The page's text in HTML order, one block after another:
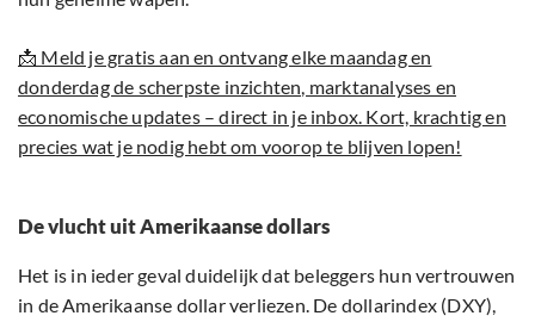
📩 Meld je gratis aan en ontvang elke maandag en
donderdag de scherpste inzichten, marktanalyses en
economische updates – direct in je inbox. Kort, krachtig en
precies wat je nodig hebt om voorop te blijven lopen!
De vlucht uit Amerikaanse dollars
Het is in ieder geval duidelijk dat beleggers hun vertrouwen
in de Amerikaanse dollar verliezen. De dollarindex (DXY),